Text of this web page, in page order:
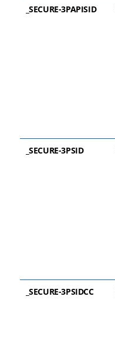
_SECURE-3PAPISID
_SECURE-3PSID
_SECURE-3PSIDCC